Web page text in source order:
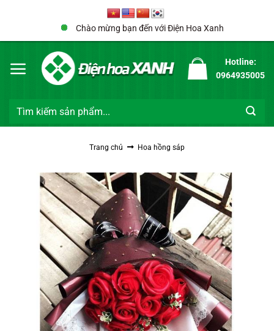
Chào mừng bạn đến với Điện Hoa Xanh
Hotline:
0964935005
Tìm
Trang chủ Hoa hồng sáp